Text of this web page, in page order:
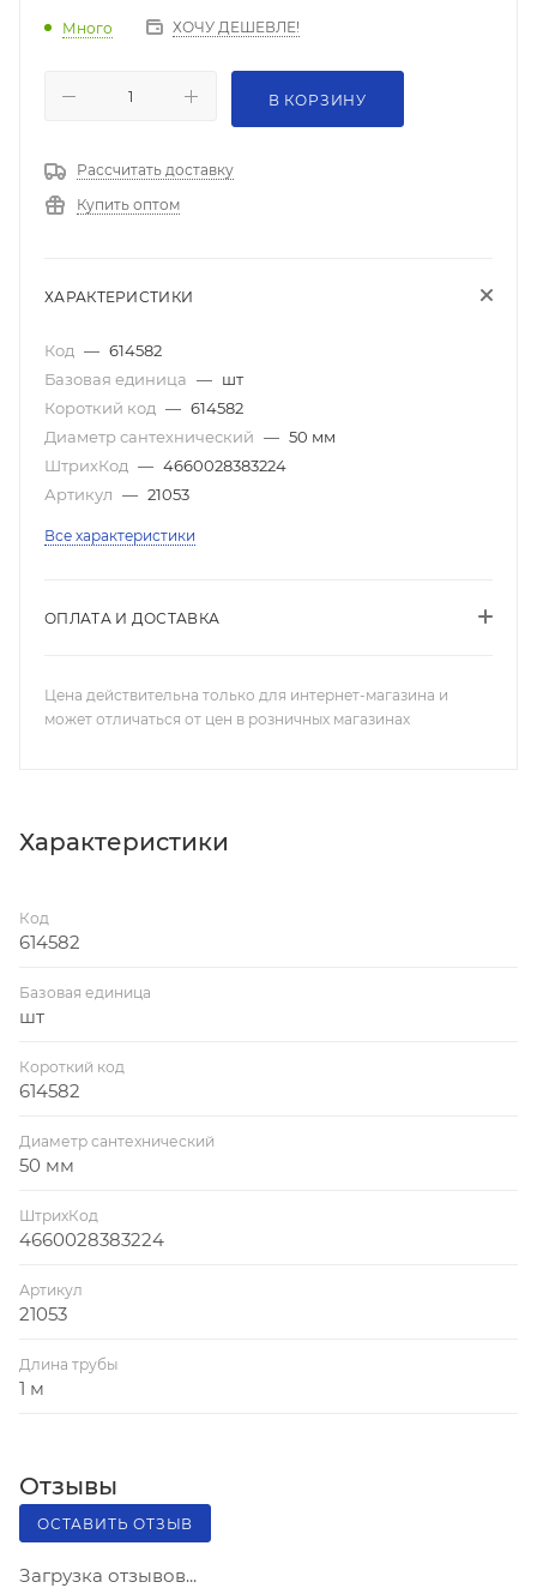
Много ХОЧУ ДЕШЕВЛЕ!
В КОРЗИНУ
Рассчитать доставку
Купить оптом
ХАРАКТЕРИСТИКИ
Код — 614582
Базовая единица — шт
Короткий код — 614582
Диаметр сантехнический — 50 мм
ШтрихКод — 4660028383224
Артикул — 21053
Все характеристики
ОПЛАТА И ДОСТАВКА
Цена действительна только для интернет-магазина и
может отличаться от цен в розничных магазинах
Характеристики
Код
614582
Базовая единица
шт
Короткий код
614582
Диаметр сантехнический
50 мм
ШтрихКод
4660028383224
Артикул
21053
Длина трубы
1 м
Отзывы
ОСТАВИТЬ ОТЗЫВ
Загрузка отзывов...